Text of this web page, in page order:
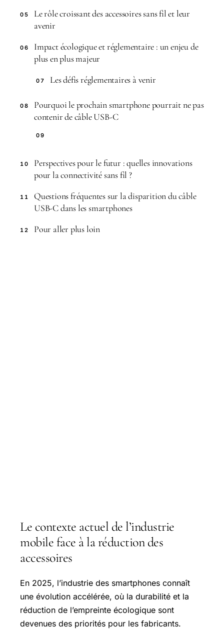
05
Le rôle croissant des accessoires sans fil et leur
avenir
06
Impact écologique et réglementaire : un enjeu de
plus en plus majeur
07 Les défis réglementaires à venir
08
Pourquoi le prochain smartphone pourrait ne pas
contenir de câble USB-C
09
10
Perspectives pour le futur : quelles innovations
pour la connectivité sans fil ?
11
Questions fréquentes sur la disparition du câble
USB-C dans les smartphones
12 Pour aller plus loin
Le contexte actuel de l’industrie
mobile face à la réduction des
accessoires
En 2025, l’industrie des smartphones connaît
une évolution accélérée, où la durabilité et la
réduction de l’empreinte écologique sont
devenues des priorités pour les fabricants.